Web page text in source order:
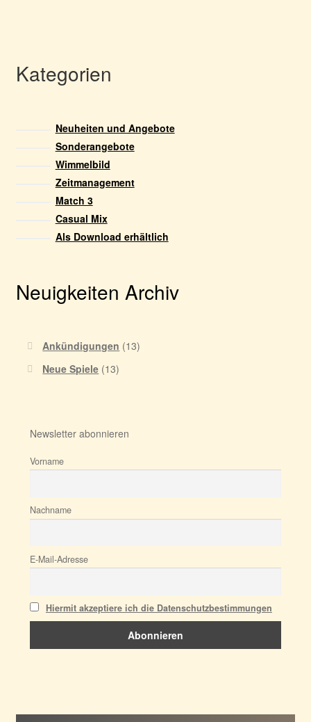
Kategorien
Neuheiten und Angebote
Sonderangebote
Wimmelbild
Zeitmanagement
Match 3
Casual Mix
Als Download erhältlich
Neuigkeiten Archiv
Ankündigungen (13)
Neue Spiele (13)
Newsletter abonnieren
Vorname
Nachname
E-Mail-Adresse
Hiermit akzeptiere ich die Datenschutzbestimmungen